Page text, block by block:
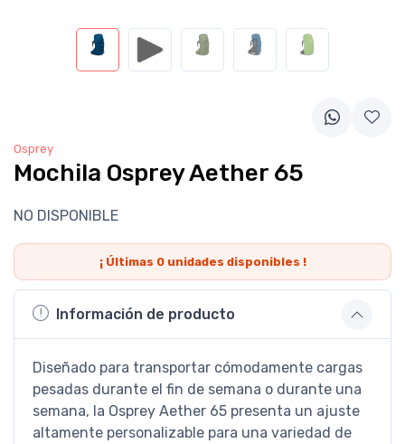
Osprey
Mochila Osprey Aether 65
NO DISPONIBLE
¡ Últimas 0unidades disponibles !
Información de producto
Diseñado para transportar cómodamente cargas
pesadas durante el fin de semana o durante una
semana, la Osprey Aether 65 presenta un ajuste
altamente personalizable para una variedad de